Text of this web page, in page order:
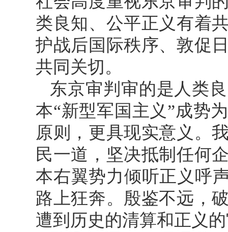
类良知、公平正义有着
护战后国际秩序、敦促
共同关切。
东京审判审的是人类
本“新型军国主义”成势
原则，更具现实意义。
民一道，坚决抵制任何
本右翼势力倾听正义呼
路上狂奔。殷鉴不远，
遭到历史的清算和正义